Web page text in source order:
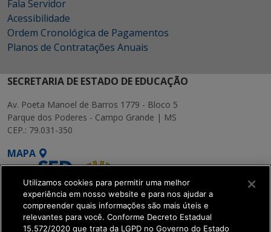
Fala Servidor
Acessibilidade
Ordem Cronológica de Pagamentos
Planos de Contratações Anuais
SECRETARIA DE ESTADO DE EDUCAÇÃO
Av. Poeta Manoel de Barros 1779 - Bloco 5
Parque dos Poderes - Campo Grande | MS
CEP.: 79.031-350
MAPA
Utilizamos cookies para permitir uma melhor
experiência em nosso website e para nos ajudar a
compreender quais informações são mais úteis e
relevantes para você. Conforme Decreto Estadual
15.572/2020 que trata da LGPD no Governo do Estado